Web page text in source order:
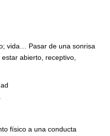
vida… Pasar de una sonrisa
abierto, receptivo,
físico a una conducta